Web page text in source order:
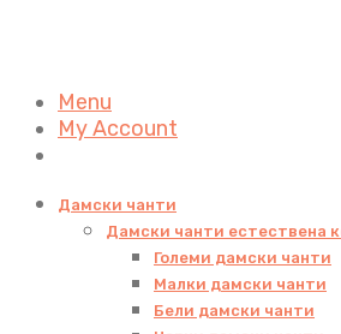
Menu
My Account
Дамски чанти
Дамски чанти естествена
Големи дамски чанти
Малки дамски чанти
Бели дамски чанти